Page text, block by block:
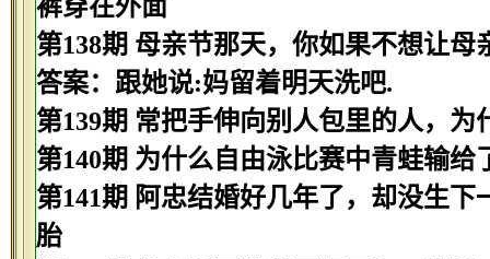
裤穿在外面
第138期 母亲节那天，你如果不想让
答案：跟她说:妈留着明天洗吧.
第139期 常把手伸向别人包里的人，
第140期 为什么自由泳比赛中青蛙输
第141期 阿忠结婚好几年了，却没生
胎